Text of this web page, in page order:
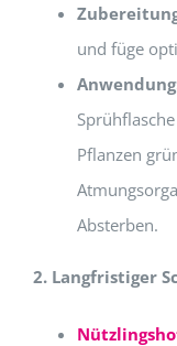
und füge
Pflanzen
Absterben.
2. Langfristiger